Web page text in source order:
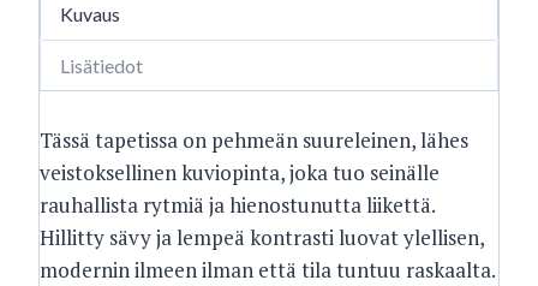
Kuvaus
Lisätiedot
Tässä tapetissa on pehmeän suureleinen, lähes
veistoksellinen kuviopinta, joka tuo seinälle
rauhallista rytmiä ja hienostunutta liikettä.
Hillitty sävy ja lempeä kontrasti luovat ylellisen,
modernin ilmeen ilman että tila tuntuu raskaalta.